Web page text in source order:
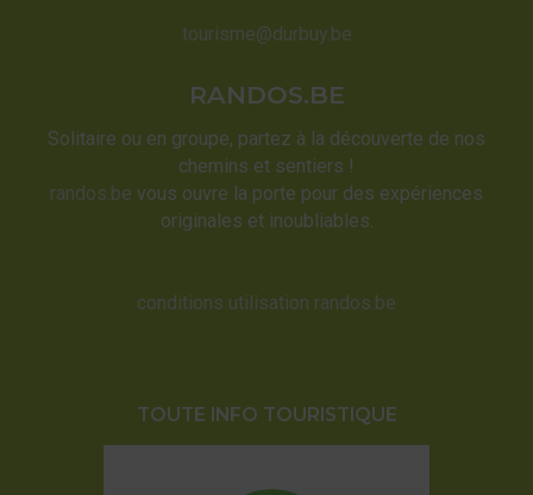
tourisme@durbuy.be
RANDOS.BE
Solitaire ou en groupe, partez à la découverte de nos
chemins et sentiers !
randos.be vous ouvre la porte pour des expériences
originales et inoubliables.
conditions utilisation randos.be
TOUTE INFO TOURISTIQUE